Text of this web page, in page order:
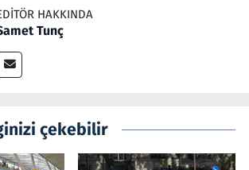
HAKKINDA
Tunç
çekebilir